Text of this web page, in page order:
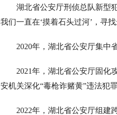
湖北省公安厅刑侦总队新型
我们一直在‘摸着石头过河’，寻
2020年，湖北省公安厅集中
2021年，湖北省公安厅固化
安机关深化“毒枪诈赌黄”违法犯
2022年，湖北省公安厅组建